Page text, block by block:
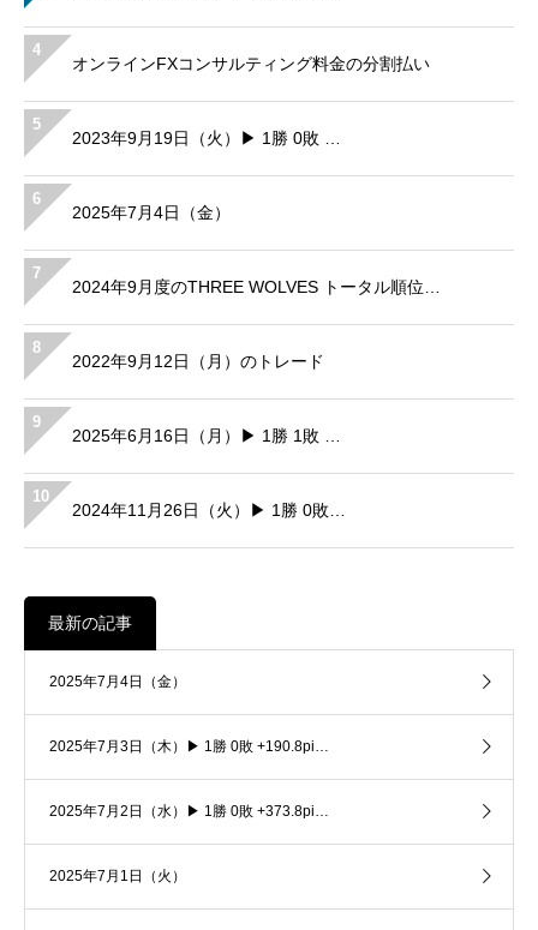
4
オンラインFXコンサルティング料金の分割払い
5
2023年9月19日（火）▶ 1勝 0敗 …
6
2025年7月4日（金）
7
2024年9月度のTHREE WOLVES トータル順位…
8
2022年9月12日（月）のトレード
9
2025年6月16日（月）▶ 1勝 1敗 …
10
2024年11月26日（火）▶ 1勝 0敗…
最新の記事
2025年7月4日（金）
2025年7月3日（木）▶ 1勝 0敗 +190.8pi…
2025年7月2日（水）▶ 1勝 0敗 +373.8pi…
2025年7月1日（火）